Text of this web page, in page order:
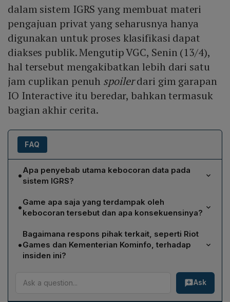
dalam sistem IGRS yang membuat materi
pengajuan privat yang seharusnya hanya
digunakan untuk proses klasifikasi dapat
diakses publik. Mengutip VGC, Senin (13/4),
hal tersebut mengakibatkan lebih dari satu
jam cuplikan penuh spoilerdari gim garapan
IO Interactive itu beredar, bahkan termasuk
bagian akhir cerita.
FAQ
•Apa penyebab utama kebocoran data pada
sistem IGRS?
Kebocoran terjadi karena celah keamanan dalam IGRS
yang memungkinkan materi pengajuan privat, yang
seharusnya hanya untuk proses klasifikasi, dapat
diakses publik. Akibatnya cuplikan gameplay dan data
pengembang tersebar luas.
•Game apa saja yang terdampak oleh
kebocoran tersebut dan apa konsekuensinya?
Beberapa judul terpengaruh, antara lain 007: First Light
(IO Interactive) yang mengalami spoiler lengkap
termasuk akhir cerita, Echoes of Aincrad (Bandai
Creed: Black Flag (Ubisoft) dan Castlevania: Belmont’s
Curse (Konami) meski cuplikan belum meluas.
Dampaknya meliputi hilangnya eksklusivitas konten
•
Bagaimana respons pihak terkait, seperti Riot
Games dan Kementerian Kominfo, terhadap
insiden ini?
Nic McConnell dari Riot Games menyoroti proses
peninjauan manual IGRS yang rentan, serta
keterbatasan sumber daya tim IGRS. Kementerian
Ask